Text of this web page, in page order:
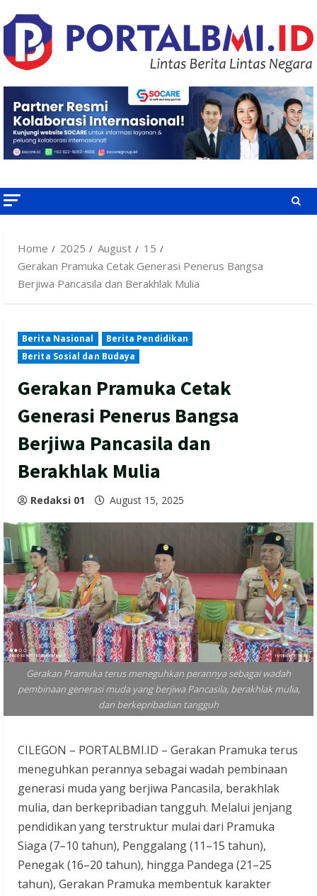
to
content
Home 2025 August
15
Gerakan Pramuka Cetak Generasi Penerus Bangsa
Berjiwa Pancasila dan Berakhlak Mulia
Berita Nasional
Berita Pendidikan
Berita Sosial dan Budaya
Gerakan Pramuka Cetak
Generasi Penerus Bangsa
Berjiwa Pancasila dan
Berakhlak Mulia
Redaksi 01 August 15, 2025
Gerakan Pramuka terus meneguhkan perannya sebagai wadah
pembinaan generasi muda yang berjiwa Pancasila, berakhlak mulia,
dan berkepribadian tangguh
CILEGON – PORTALBMI.ID – Gerakan Pramuka terus
meneguhkan perannya sebagai wadah pembinaan
generasi muda yang berjiwa Pancasila, berakhlak
mulia, dan berkepribadian tangguh. Melalui jenjang
pendidikan yang terstruktur mulai dari Pramuka
Siaga (7–10 tahun), Penggalang (11–15 tahun),
Penegak (16–20 tahun), hingga Pandega (21–25
tahun), Gerakan Pramuka membentuk karakter